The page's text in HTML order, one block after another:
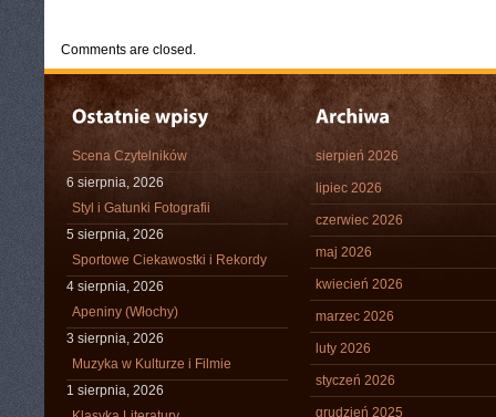
Comments are closed.
Scena Czytelników
6 sierpnia, 2026
Styl i Gatunki Fotografii
5 sierpnia, 2026
Sportowe Ciekawostki i Rekordy
4 sierpnia, 2026
Apeniny (Włochy)
3 sierpnia, 2026
Muzyka w Kulturze i Filmie
1 sierpnia, 2026
sierpień 2026
lipiec 2026
czerwiec 2026
maj 2026
kwiecień 2026
marzec 2026
luty 2026
styczeń 2026
grudzień 2025